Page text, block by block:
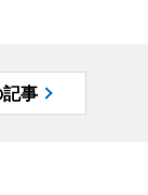
事